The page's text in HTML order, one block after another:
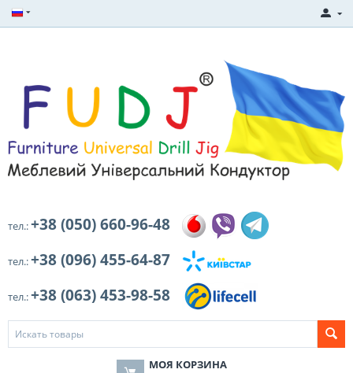
тел.:+38 (050) 660-96-48
тел.:+38 (096) 455-64-87
тел.:+38 (063) 453-98-58
МОЯ КОРЗИНА